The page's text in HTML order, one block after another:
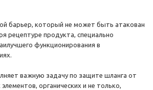
барьер, который не может быть атакован
рецептуре продукта, специально
функционирования в
важную задачу по защите шланга от
органических и не только,